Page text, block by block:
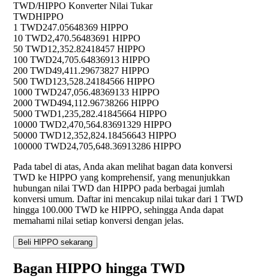
TWD/HIPPO Konverter Nilai Tukar
TWDHIPPO
1 TWD247.05648369 HIPPO
10 TWD2,470.56483691 HIPPO
50 TWD12,352.82418457 HIPPO
100 TWD24,705.64836913 HIPPO
200 TWD49,411.29673827 HIPPO
500 TWD123,528.24184566 HIPPO
1000 TWD247,056.48369133 HIPPO
2000 TWD494,112.96738266 HIPPO
5000 TWD1,235,282.41845664 HIPPO
10000 TWD2,470,564.83691329 HIPPO
50000 TWD12,352,824.18456643 HIPPO
100000 TWD24,705,648.36913286 HIPPO
Pada tabel di atas, Anda akan melihat bagan data konversi
TWD ke HIPPO yang komprehensif, yang menunjukkan
hubungan nilai TWD dan HIPPO pada berbagai jumlah
konversi umum. Daftar ini mencakup nilai tukar dari 1 TWD
hingga 100.000 TWD ke HIPPO, sehingga Anda dapat
memahami nilai setiap konversi dengan jelas.
Beli HIPPO sekarang
Bagan HIPPO hingga TWD